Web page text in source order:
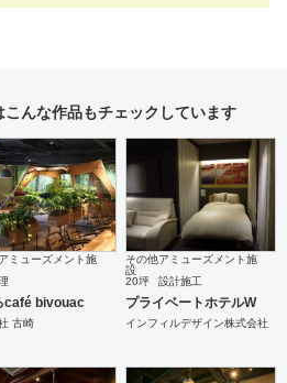
んな作品もチェックしています
ミューズメント施
café bivouac
古崎
その他アミューズメント施
設
20坪
設計施工
プライベートホテルW
インフィルデザイン株式会社